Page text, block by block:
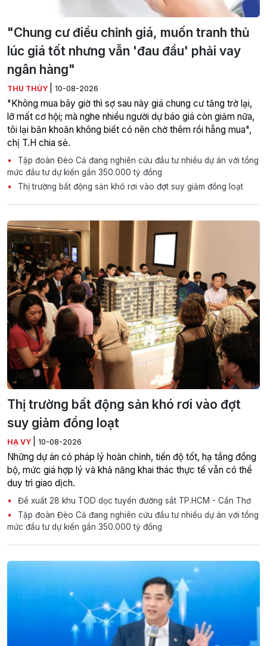
"Chung cư điều chỉnh giá, muốn tranh thủ
lúc giá tốt nhưng vẫn 'đau đầu' phải vay
ngân hàng"
THU THỦY 10-08-2026
"Không mua bây giờ thì sợ sau này giá chung cư tăng trở lại,
lỡ mất cơ hội; mà nghe nhiều người dự báo giá còn giảm nữa,
tôi lại băn khoăn không biết có nên chờ thêm rồi hẵng mua",
chị T.H chia sẻ.
Tập đoàn Đèo Cả đang nghiên cứu đầu tư nhiều dự án với tổng
mức đầu tư dự kiến gần 350.000 tỷ đồng
Thị trường bất động sản khó rơi vào đợt suy giảm đồng loạt
Thị trường bất động sản khó rơi vào đợt
suy giảm đồng loạt
HẠ VY 10-08-2026
Những dự án có pháp lý hoàn chỉnh, tiến độ tốt, hạ tầng đồng
bộ, mức giá hợp lý và khả năng khai thác thực tế vẫn có thể
duy trì giao dịch.
Đề xuất 28 khu TOD dọc tuyến đường sắt TP.HCM - Cần Thơ
Tập đoàn Đèo Cả đang nghiên cứu đầu tư nhiều dự án với tổng
mức đầu tư dự kiến gần 350.000 tỷ đồng